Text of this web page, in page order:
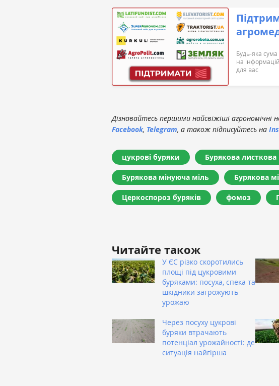
Будь-яка
на
для вас
Дізнавайтесь першими найсвіжіші агрономічні
Facebook, Telegram, а також підписуйтесь на
цукрові буряки Бурякова
Бурякова мінуюча міль Бурякова
Церкоспороз буряків фомоз
Читайте також
У ЄС різко скоротились
площі під цукровими
буряками: посуха, спека та
шкідники загрожують
урожаю
Через посуху цукрові
буряки втрачають
потенціал урожайності: де
ситуація найгірша